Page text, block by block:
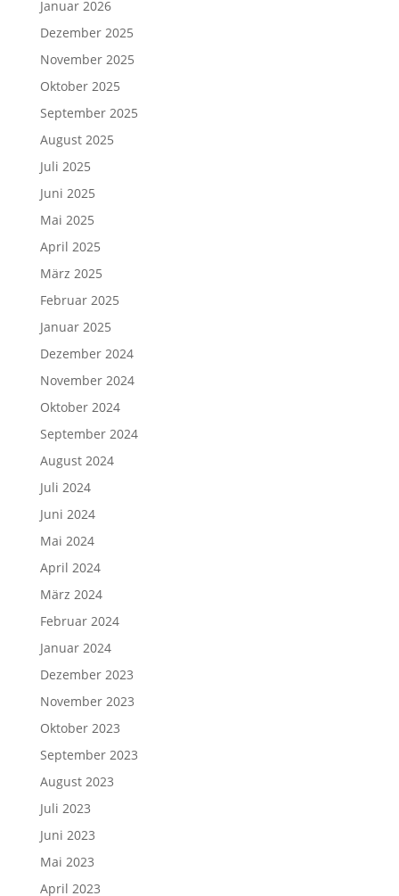
Januar 2026
Dezember 2025
November 2025
Oktober 2025
September 2025
August 2025
Juli 2025
Juni 2025
Mai 2025
April 2025
März 2025
Februar 2025
Januar 2025
Dezember 2024
November 2024
Oktober 2024
September 2024
August 2024
Juli 2024
Juni 2024
Mai 2024
April 2024
März 2024
Februar 2024
Januar 2024
Dezember 2023
November 2023
Oktober 2023
September 2023
August 2023
Juli 2023
Juni 2023
Mai 2023
April 2023